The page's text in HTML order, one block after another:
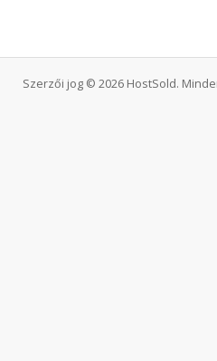
Szerzői jog © 2026 HostSold.